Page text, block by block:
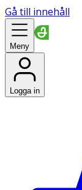
Gå till innehåll
Meny
Logga in